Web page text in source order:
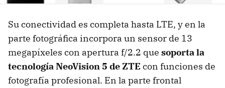
Su conectividad es completa hasta LTE, y en la
parte fotográfica incorpora un sensor de 13
megapíxeles con apertura f/2.2 que soporta la
tecnología NeoVision 5 de ZTE con funciones de
fotografía profesional. En la parte frontal